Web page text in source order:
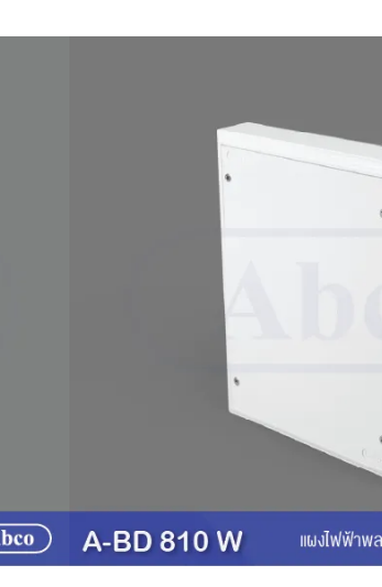
และจัดการกระแสไฟฟ้าอย่างเป็น
ย อาคารสำนักงานและโรงงาน
ลดความเสี่ยงจากไฟฟ้าลัดวงจร
นอาคาร สามารถเจาะยึดอุปกรณ์
โก่งงอแม้มีสายไฟฟ้าในแผง
มารถปรับระดับได้สะดวก และ